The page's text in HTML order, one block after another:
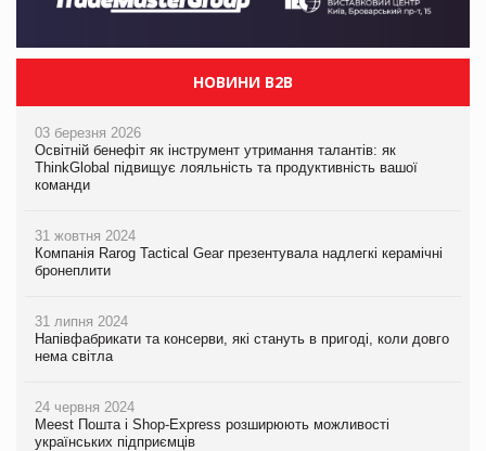
НОВИНИ B2B
03 березня 2026
Освітній бенефіт як інструмент утримання талантів: як
ThinkGlobal підвищує лояльність та продуктивність вашої
команди
31 жовтня 2024
Компанія Rarog Tactical Gear презентувала надлегкі керамічні
бронеплити
31 липня 2024
Напівфабрикати та консерви, які стануть в пригоді, коли довго
нема світла
24 червня 2024
Meest Пошта і Shop-Express розширюють можливості
українських підприємців